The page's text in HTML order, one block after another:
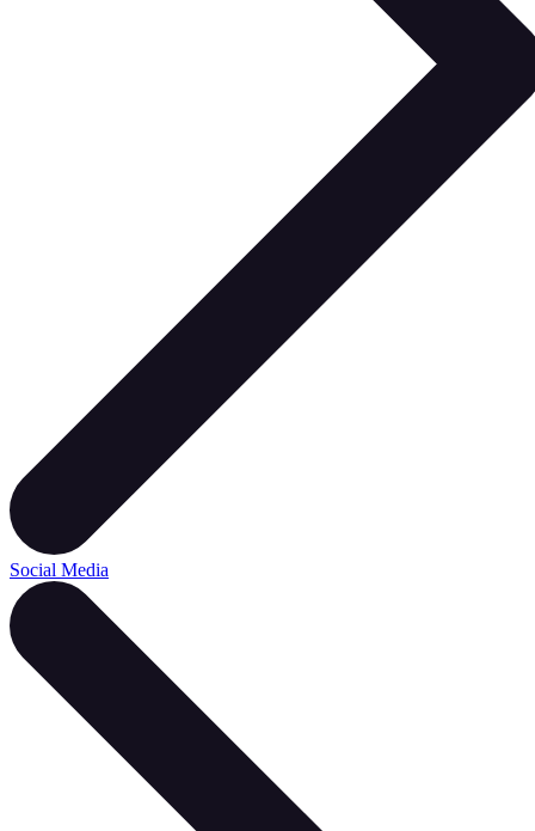
Social Media